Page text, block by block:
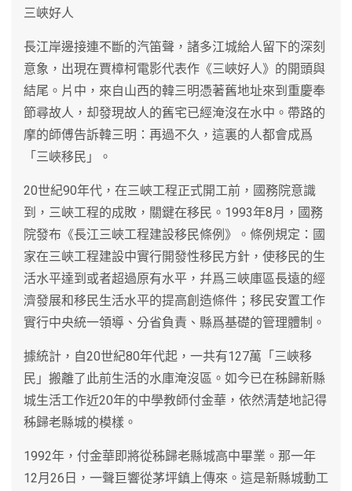
三峽好人
長江岸邊接連不斷的汽笛聲，諸多江城給人留下的深刻
意象，出現在賈樟柯電影代表作《三峽好人》的開頭與
結尾。片中，來自山西的韓三明憑著舊地址來到重慶奉
節尋故人，却發現故人的舊宅已經淹沒在水中。帶路的
摩的師傅告訴韓三明：再過不久，這裏的人都會成爲
「三峽移民」。
20世紀90年代，在三峽工程正式開工前，國務院意識
到，三峽工程的成敗，關鍵在移民。1993年8月，國務
院發布《長江三峽工程建設移民條例》。條例規定：國
家在三峽工程建設中實行開發性移民方針，使移民的生
活水平達到或者超過原有水平，幷爲三峽庫區長遠的經
濟發展和移民生活水平的提高創造條件；移民安置工作
實行中央統一領導、分省負責、縣爲基礎的管理體制。
據統計，自20世紀80年代起，一共有127萬「三峽移
民」搬離了此前生活的水庫淹沒區。如今已在秭歸新縣
城生活工作近20年的中學教師付金華，依然清楚地記得
秭歸老縣城的模樣。
1992年，付金華即將從秭歸老縣城高中畢業。那一年
12月26日，一聲巨響從茅坪鎮上傳來。這是新縣城動工